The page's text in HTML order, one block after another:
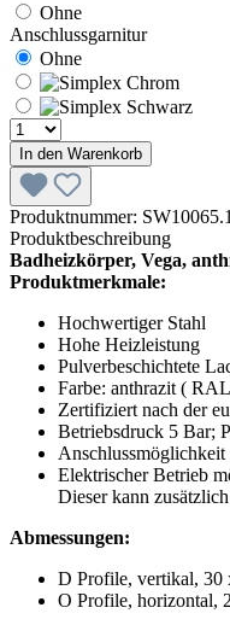
Ohne
Anschlussgarnitur
Ohne
In den Warenkorb
Produktnummer:
Produktbeschreibung
Badheizkörper, Vega,
Produktmerkmale:
Hochwertiger Stahl
Hohe Heizleistung
Pulverbeschichtete
Farbe: anthrazit (
Zertifiziert nach der
Betriebsdruck 5 Bar;
Elektrischer Betrieb
Dieser kann
Abmessungen:
D Profile, vertikal, 30
O Profile, horizontal,